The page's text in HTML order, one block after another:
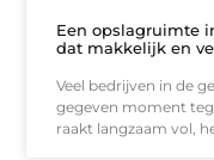
Een opslagruimte
dat makkelijk en
Veel bedrijven in de
gegeven moment
raakt langzaam vol,